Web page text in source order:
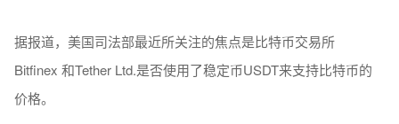
据报道，美国司法部最近所关注的焦点是比特币交易所
Bitfinex 和Tether Ltd.是否使用了稳定币USDT来支持比特币的
价格。